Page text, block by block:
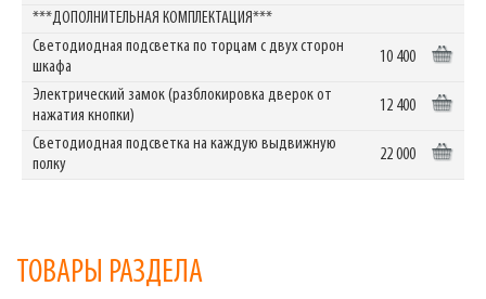
***ДОПОЛНИТЕЛЬНАЯ КОМПЛЕКТАЦИЯ***
Светодиодная подсветка по торцам с двух сторон
шкафа
10 400
Электрический замок (разблокировка дверок от
нажатия кнопки)
12 400
Светодиодная подсветка на каждую выдвижную
полку
22 000
ТОВАРЫ РАЗДЕЛА